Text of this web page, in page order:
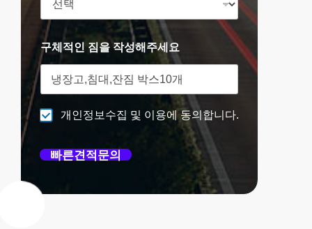
구체적인 짐을 작성해주세요
개인정보수집 및 이용에 동의합니다.
빠른견적문의